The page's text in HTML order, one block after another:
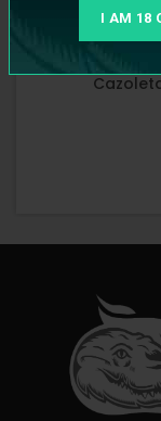
I AM 18